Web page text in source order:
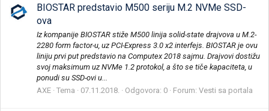
BIOSTAR predstavio M500 seriju M.2 NVMe SSD-
ova
Iz kompanije BIOSTAR stiže M500 linija solid-state drajvova u M.2-
2280 form factor-u, uz PCI-Express 3.0 x2 interfejs. BIOSTAR je ovu
liniju prvi put predstavio na Computex 2018 sajmu. Drajvovi dostižu
svoj maksimum uz NVMe 1.2 protokol, a što se tiče kapaciteta, u
ponudi su SSD-ovi u...
AXE Tema 07.11.2018. Odgovora: 0 Forum: Vesti sa portala